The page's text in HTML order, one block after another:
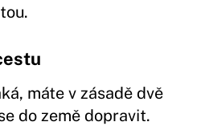
máte v zásadě dvě
do země dopravit.